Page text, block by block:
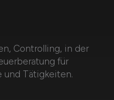
Controlling, in der
für
und Tätigkeiten.